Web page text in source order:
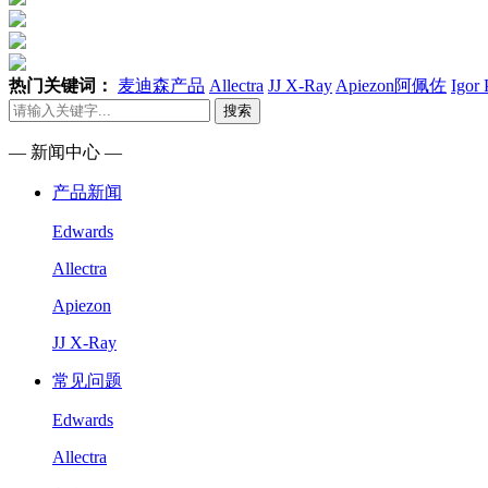
热门关键词： 麦迪森产品 Allectra JJ X-Ray Apiezon阿佩佐 Igor
搜索
— 新闻中心 —
产品新闻
Edwards
Allectra
Apiezon
JJ X-Ray
常见问题
Edwards
Allectra